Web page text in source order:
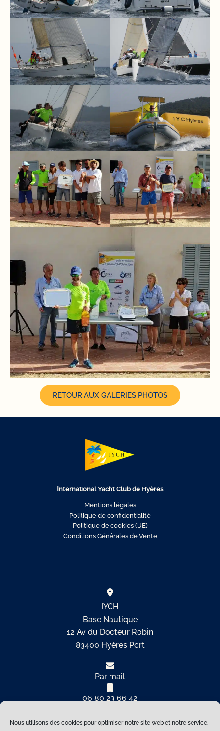
Nous utilisons des cookies pour optimiser notre site web et notre service.
RETOUR AUX GALERIES PHOTOS
nternational Yacht Club de Hyères
Mentions légales
Politique de confidentialité
Politique de cookies (UE)
Conditions Générales de Vente
IYCH
Base Nautique
12 Av du Docteur Robin
83400 Hyères Port
Par mail
06 80 23 66 42
Copyright © 2026 International Yacht Club de Hyères |